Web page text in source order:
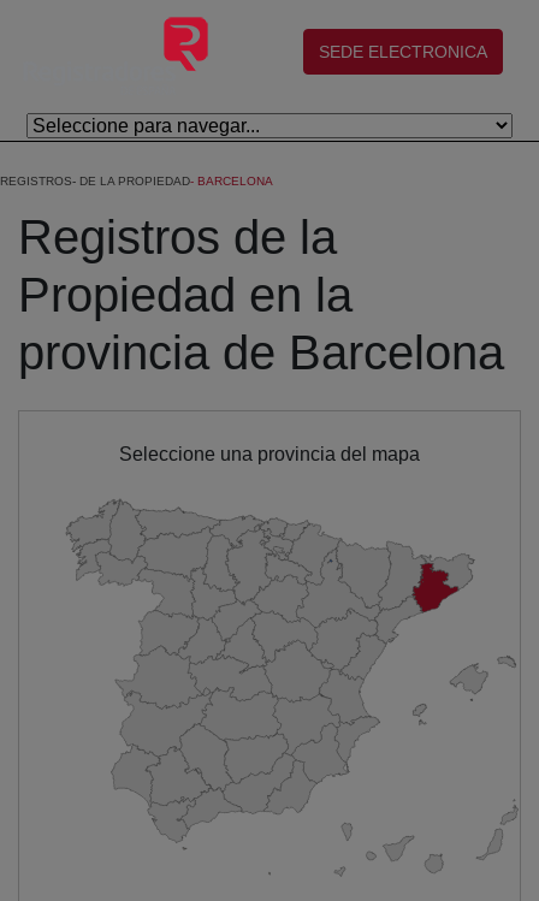
Skip to Main Content
(abre en nueva ventana)
SEDE ELECTRONICA
REGISTROS DE LA PROPIEDAD BARCELONA
Registros de la
Propiedad en la
provincia de Barcelona
Seleccione una provincia del mapa